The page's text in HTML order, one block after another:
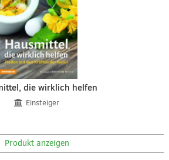
die wirklich helfen
Einsteiger
Produkt anzeigen